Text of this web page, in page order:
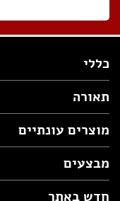
כללי
תאורה
מוצרים עונתיים
מבצעים
חדש באתר